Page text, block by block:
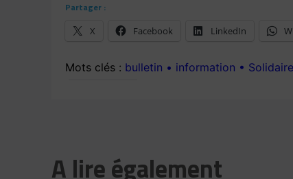
Partager :
X Facebook LinkedIn
bulletin information
A lire également